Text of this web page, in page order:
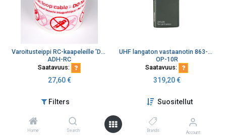
Filters Suositellut
Home Search Brands Account
Varoitusteippi RC-kaapeleille 'Do not cut', 60m/rulla
ADH-RC
Saatavuus:
27,60€
UHF langaton vastaanotin 863-865MHz, Li-ion 14h
OP-10R
Saatavuus:
319,20€